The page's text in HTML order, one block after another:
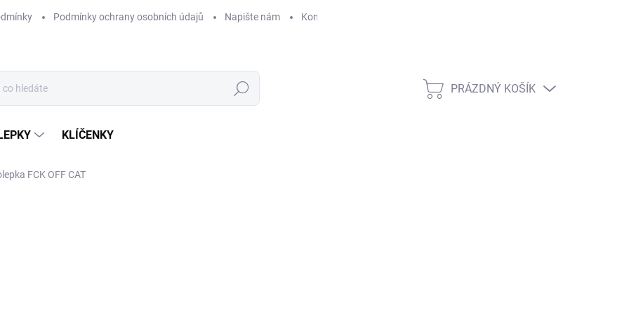
Podmínky ochrany osobních údajů Napište nám Kontakty
Hledat
NÁKUPNÍ
PRÁZDNÝ KOŠÍK
KLÍČENKY
FCK OFF CAT